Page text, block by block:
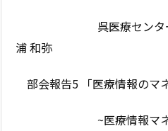
呉医療センター・
浦 和弥
部会報告5 「医療情報のマ
~医療情報マネジメ